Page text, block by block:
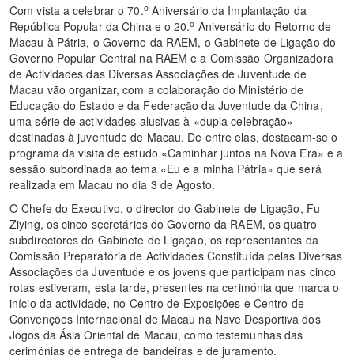
Com vista a celebrar o 70.oAniversário da Implantação da
República Popular da China e o 20.o Aniversário do Retorno de
Macau à Pátria, o Governo da RAEM, o Gabinete de Ligação do
Governo Popular Central na RAEM e a Comissão Organizadora
de Actividades das Diversas Associações de Juventude de
Macau vão organizar, com a colaboração do Ministério de
Educação do Estado e da Federação da Juventude da China,
uma série de actividades alusivas à «dupla celebração»
destinadas à juventude de Macau. De entre elas, destacam-se o
programa da visita de estudo «Caminhar juntos na Nova Era» e a
sessão subordinada ao tema «Eu e a minha Pátria» que será
realizada em Macau no dia 3 de Agosto.
O Chefe do Executivo, o director do Gabinete de Ligação, Fu
Ziying, os cinco secretários do Governo da RAEM, os quatro
subdirectores do Gabinete de Ligação, os representantes da
Comissão Preparatória de Actividades Constituída pelas Diversas
Associações da Juventude e os jovens que participam nas cinco
rotas estiveram, esta tarde, presentes na cerimónia que marca o
início da actividade, no Centro de Exposições e Centro de
Convenções Internacional de Macau na Nave Desportiva dos
Jogos da Ásia Oriental de Macau, como testemunhas das
cerimónias de entrega de bandeiras e de juramento.